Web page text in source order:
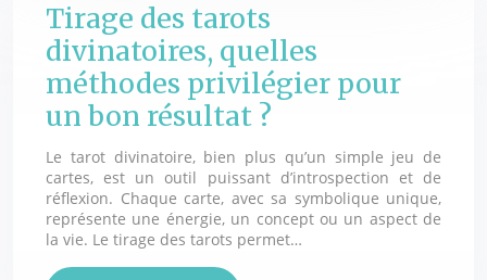
Tirage des tarots
divinatoires, quelles
méthodes privilégier pour
un bon résultat ?
Le tarot divinatoire, bien plus qu’un simple jeu de
cartes, est un outil puissant d’introspection et de
réflexion. Chaque carte, avec sa symbolique unique,
représente une énergie, un concept ou un aspect de
la vie. Le tirage des tarots permet…